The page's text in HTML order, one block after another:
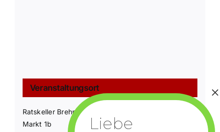
Veranstaltungsort
Ratskeller Brehna
Markt 1b